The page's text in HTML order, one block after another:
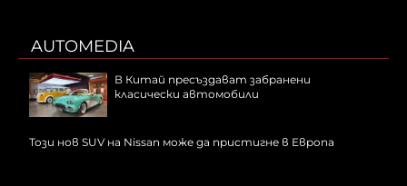
AUTOMEDIA
В Китай пресъздават забранени
класически автомобили
Този нов SUV на Nissan може да пристигне в Европа